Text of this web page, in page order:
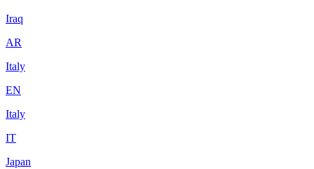
Iraq
AR
Italy
EN
Italy
IT
Japan